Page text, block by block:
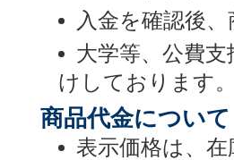
入金を確認後
大学等、公費
けしております。
商品代金について
表示価格は、